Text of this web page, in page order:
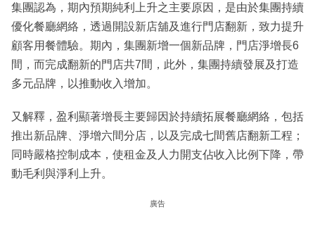
集團認為，期內預期純利上升之主要原因，是由於集團持續
優化餐廳網絡，透過開設新店舖及進行門店翻新，致力提升
顧客用餐體驗。期內，集團新增一個新品牌，門店淨增長6
間，而完成翻新的門店共7間，此外，集團持續發展及打造
多元品牌，以推動收入增加。
又解釋，盈利顯著增長主要歸因於持續拓展餐廳網絡，包括
推出新品牌、淨增六間分店，以及完成七間舊店翻新工程；
同時嚴格控制成本，使租金及人力開支佔收入比例下降，帶
動毛利與淨利上升。
廣告